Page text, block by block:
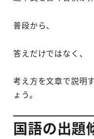
普段から、
答えだけではなく、
考え方を文章で説明
ょう。
国語の出題